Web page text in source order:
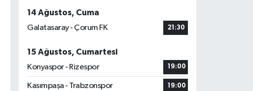
14 Ağustos, Cuma
Galatasaray - Çorum FK
21:30
15 Ağustos, Cumartesi
Konyaspor - Rizespor
19:00
Kasımpaşa - Trabzonspor 19:00